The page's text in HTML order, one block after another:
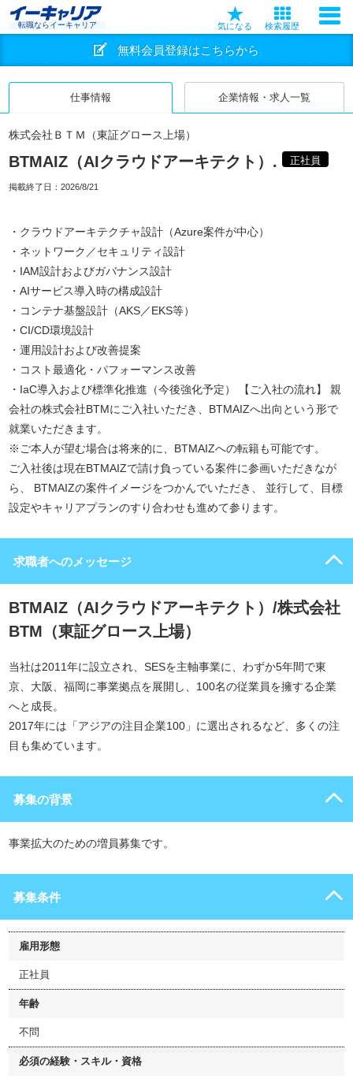
転職ならイーキャリア 気になる 検索履歴
無料会員登録はこちらから
仕事情報 企業情報・求人一覧
株式会社ＢＴＭ（東証グロース上場）
BTMAIZ（AIクラウドアーキテクト）. 正社員
掲載終了日： 2026/8/21
・クラウドアーキテクチャ設計（Azure案件が中心）
・ネットワーク／セキュリティ設計
・IAM設計およびガバナンス設計
・AIサービス導入時の構成設計
・コンテナ基盤設計（AKS／EKS等）
・CI/CD環境設計
・運用設計および改善提案
・コスト最適化・パフォーマンス改善
・IaC導入および標準化推進（今後強化予定） 【ご入社の流れ】 親
会社の株式会社BTMにご入社いただき、BTMAIZへ出向という形で
就業いただきます。
※ご本人が望む場合は将来的に、BTMAIZへの転籍も可能です。
ご入社後は現在BTMAIZで請け負っている案件に参画いただきなが
ら、 BTMAIZの案件イメージをつかんでいただき、 並行して、目標
設定やキャリアプランのすり合わせも進めて参ります。
求職者へのメッセージ
BTMAIZ（AIクラウドアーキテクト）/株式会社
BTM（東証グロース上場）
当社は2011年に設立され、SESを主軸事業に、わずか5年間で東
京、大阪、福岡に事業拠点を展開し、100名の従業員を擁する企業
へと成長。
2017年には「アジアの注目企業100」に選出されるなど、多くの注
目も集めています。
募集の背景
事業拡大のための増員募集です。
募集条件
雇用形態
正社員
年齢
不問
必須の経験・スキル・資格